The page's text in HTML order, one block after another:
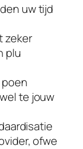
uw tijd
zeker
plu
te jouw
ofwe